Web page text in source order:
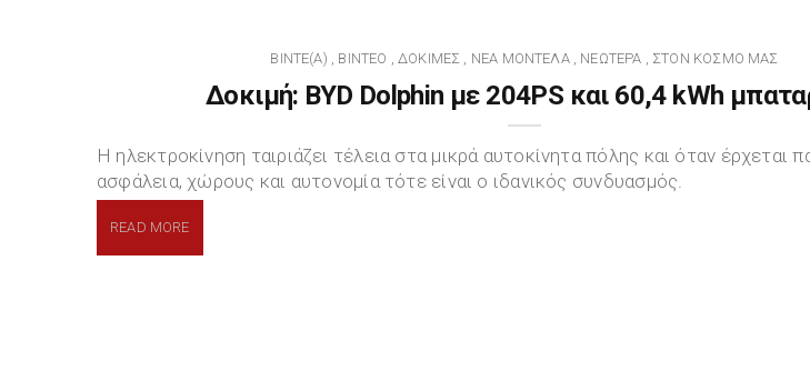
BINTE(A) , ΒΊΝΤΕΟ , ΔΟΚΙΜΈΣ , ΝΈΑ ΜΟΝΤΈΛΑ, ΝΕΏΤΕΡΑ , ΣΤΟΝ ΚΌΣΜΟ ΜΑΣ
Δοκιμή: BYD Dolphin με 204PS και 60,4 kWh
Η ηλεκτροκίνηση ταιριάζει τέλεια στα μικρά αυτοκίνητα πόλης και όταν έρχεται
ασφάλεια, χώρους και αυτονομία τότε είναι ο ιδανικός συνδυασμός.
READ MORE